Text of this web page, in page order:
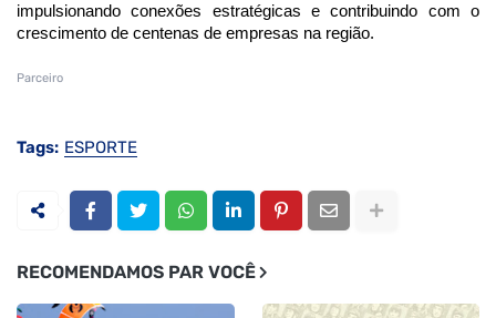
impulsionando conexões estratégicas e contribuindo com o
crescimento de centenas de empresas na região.
Parceiro
Tags: ESPORTE
RECOMENDAMOS PAR VOCÊ